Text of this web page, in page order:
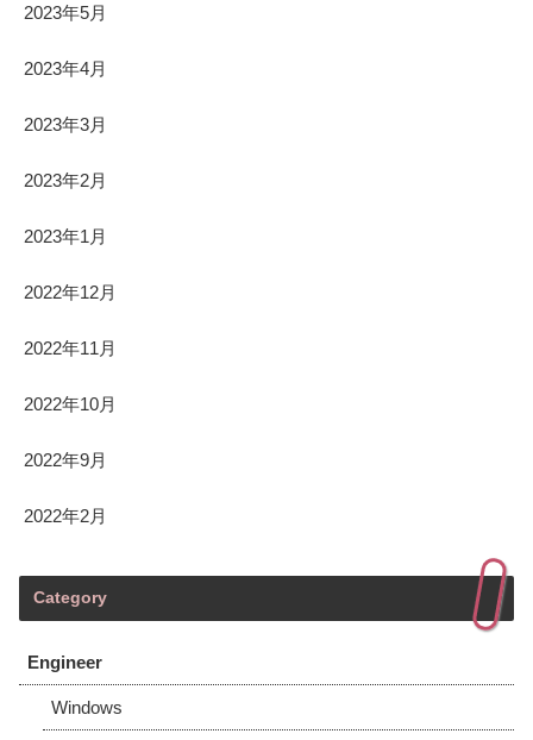
2023年5月
2023年4月
2023年3月
2023年2月
2023年1月
2022年12月
2022年11月
2022年10月
2022年9月
2022年2月
Category
Engineer
Windows